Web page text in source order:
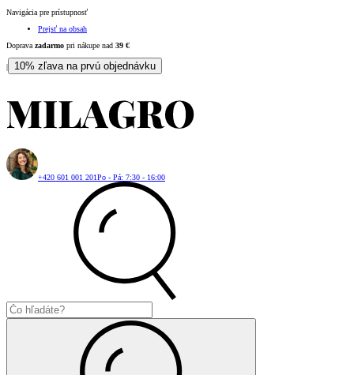
Navigácia pre prístupnosť
Prejsť na obsah
Doprava zadarmo pri nákupe nad 39 €
| 10% zľava na prvú objednávku
+420 601 001 201Po - Pá: 7:30 - 16:00